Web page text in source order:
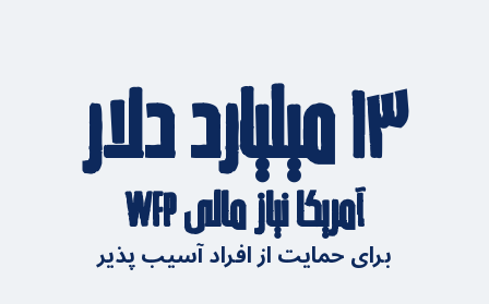
۱۳ میلیارد دلار
آمریکا نیاز مالی WFP
برای حمایت از افراد آسیب پذیر